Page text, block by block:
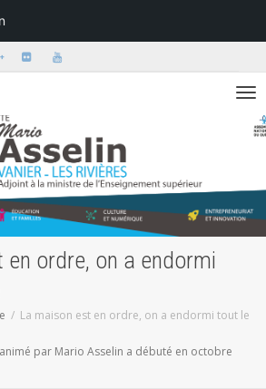
Activer/
ordre, on a endormi
La maison est en ordre, on a endormi tout le
par Mario Asselin a débuté en octobre